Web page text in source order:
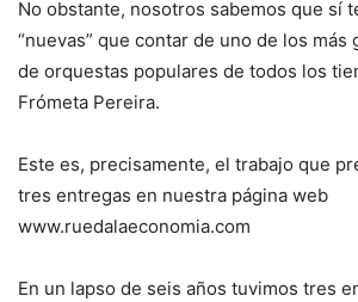
No obstante, nosotros sabemos que sí
“nuevas” que contar de uno de los
de orquestas populares de todos los
Frómeta Pereira.
Este es, precisamente, el trabajo que
tres entregas en nuestra página web
www.ruedalaeconomia.com
En un lapso de seis años tuvimos tres